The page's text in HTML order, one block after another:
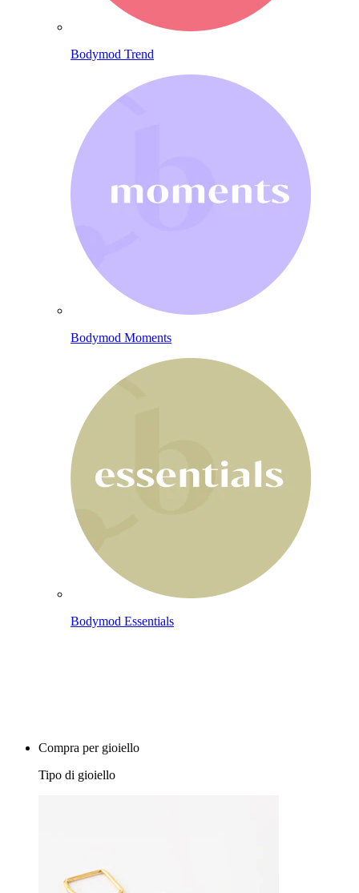
Bodymod Trend
Bodymod Moments
Bodymod Essentials
Compra per gioiello
Tipo di gioiello